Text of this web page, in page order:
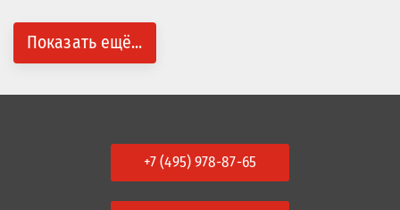
Показать ещё...
+7 (495) 978-87-65